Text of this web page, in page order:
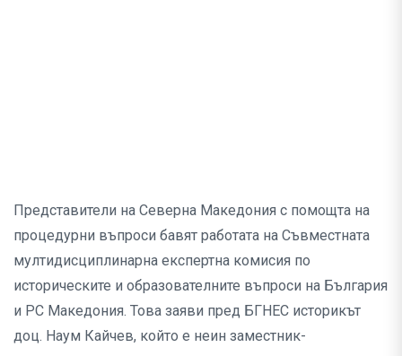
Представители на Северна Македония с помощта на
процедурни въпроси бавят работата на Съвместната
мултидисциплинарна експертна комисия по
историческите и образователните въпроси на България
и РС Македония. Това заяви пред БГНЕС историкът
доц. Наум Кайчев, който е неин заместник-